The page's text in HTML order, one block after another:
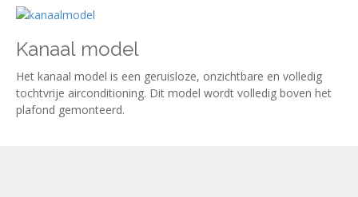
Kanaal model
Het kanaal model is een geruisloze, onzichtbare en volledig
tochtvrije airconditioning. Dit model wordt volledig boven het
plafond gemonteerd.